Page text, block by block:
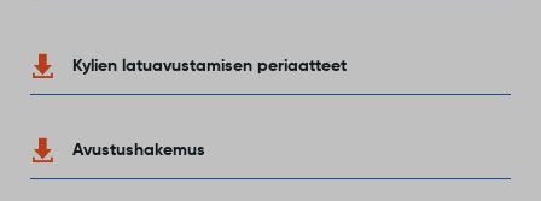
Kylien latuavustamisen periaatteet
Avustushakemus